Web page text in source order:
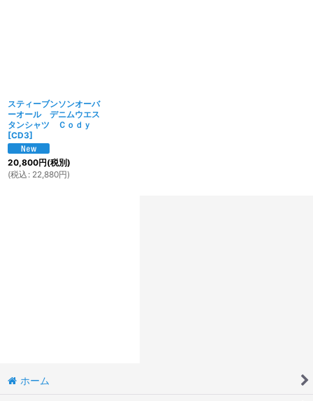
スティーブンソンオーバ
ーオール デニムウエス
タンシャツ Ｃｏｄｙ
[CD3]
20,800円(税別)
(税込 : 22,880円)
ホーム